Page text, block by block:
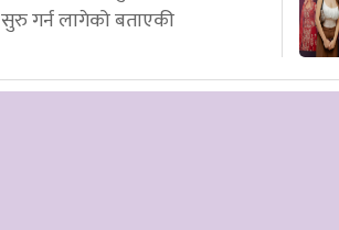
सुरु गर्न लागेको बताएकी